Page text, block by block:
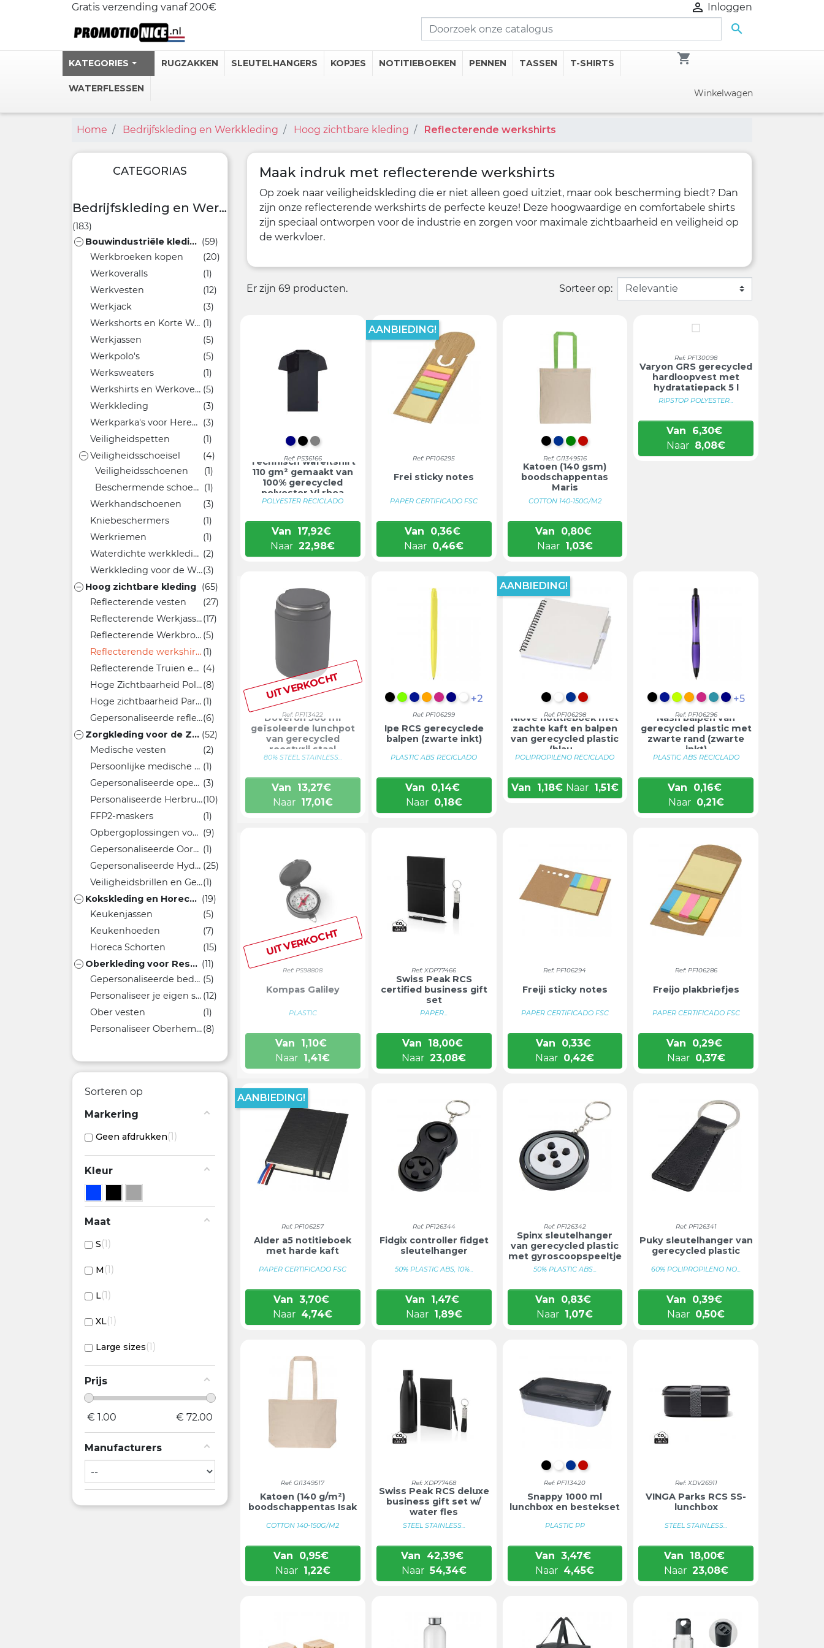
Gratis verzending vanaf 200€  Inloggen

KATEGORIES
Gepersonaliseerde Kopjes
Gepersonaliseerde Thermische Mokken
Personlijke Onderzetters
Heupflessen
Bekijk meer drankcategorieën
RUGZAKKEN SLEUTELHANGERS KOPJES NOTITIEBOEKEN PENNEN TASSEN T-SHIRTS
WATERFLESSEN
shopping_cart
Winkelwagen
Home Bedrijfskleding en Werkkleding Hoog zichtbare kleding Reflecterende werkshirts
CATEGORIAS
Bedrijfskleding en Werkkleding
(183)
 Bouwindustriële kleding (59)
Werkbroeken kopen
(20)
Werkoveralls
(1)
Werkvesten
(12)
Werkjack
(3)
Werkshorts en Korte Werkbroeken (1)
Werkjassen
(5)
Werkpolo's
(5)
Werksweaters
(1)
Werkshirts en Werkoverhemden (5)
Werkkleding
(3)
Werkparka's voor Heren en Dames (3)
Veiligheidspetten
(1)
 Veiligheidsschoeisel
(4)
Veiligheidsschoenen
(1)
Beschermende schoenovertrekken (1)
Werkhandschoenen
(3)
Kniebeschermers
(1)
Werkriemen
(1)
Waterdichte werkkleding (2)
Werkkleding voor de Winter(3)
 Hoog zichtbare kleding (65)
Reflecterende vesten
(27)
Reflecterende Werkjassen(17)
Reflecterende Werkbroeken (5)
Reflecterende werkshirts (1)
Reflecterende Truien en Sweaters (4)
Hoge Zichtbaarheid Polo's(8)
Hoge zichtbaarheid Parka's (1)
Gepersonaliseerde reflecterende petten(6)
 Zorgkleding voor de Zorgsector (52)
Medische vesten
(2)
Persoonlijke medische werkbroeken (1)
Gepersonaliseerde operatiemutsen (3)
Personaliseerde Herbruikbare Mondmaskers(10)
FFP2-maskers
(1)
Opbergoplossingen voor mondmaskers (9)
Gepersonaliseerde Oorbeschermers voor Maskers (1)
Gepersonaliseerde Hydroalcoholische Gels (25)
Veiligheidsbrillen en Gezichtsschermen(1)
 Kokskleding en Horecakleding (19)
Keukenjassen
(5)
Keukenhoeden
(7)
Horeca Schorten
(15)
 Oberkleding voor Restaurants (11)
Gepersonaliseerde bedrijfsbroeken voor de horeca (5)
Personaliseer je eigen schorten voor de horeca (12)
Ober vesten
(1)
Personaliseer Oberhemden Horeca(8)
Sorteren op
Markering
Geen afdrukken 1
Kleur
Maat
S 1
M 1
L 1
XL 1
Large sizes 1
Prijs
€ 1.00 € 72.00
Manufacturers
Maak indruk met reflecterende werkshirts
Op zoek naar veiligheidskleding die er niet alleen goed uitziet, maar ook bescherming biedt? Dan
zijn onze reflecterende werkshirts de perfecte keuze! Deze hoogwaardige en comfortabele shirts
zijn speciaal ontworpen voor de industrie en zorgen voor maximale zichtbaarheid en veiligheid op
de werkvloer.
Er zijn 69 producten. Sorteer op:
DONKERBLAUW
ZWART
GRIJS
Ref: PS36166
Technisch wafeltshirt
110 gm² gemaakt van
100% gerecycled
polyester Vl rhea
POLYESTER RECICLADO
Van 17,92€
Naar 22,98€
Ref: PF106295
Frei sticky notes
PAPER CERTIFICADO FSC
Van 0,36€
Naar 0,46€
AANBIEDING!
ZWART
BLAUW
GROEN
ROOD
Ref: GI1349516
Katoen (140 gsm)
boodschappentas
Maris
COTTON 140-150G/M2
Van 0,80€
Naar 1,03€
Ref: PF130098
Varyon GRS gerecycled
hardloopvest met
hydratatiepack 5 l
RIPSTOP POLYESTER...
Van 6,30€
Naar 8,08€
UITVERKOCHT
Ref: PF113422
Doveron 500 ml
geïsoleerde lunchpot
van gerecycled
roestvrij staal
80% STEEL STAINLESS...
Van 13,27€
Naar 17,01€
INTENS ZWART
LIMOEN GROEN
KONINKLIJK BLAUW
ORANJE
MAGENTA
DONKERBLAUW
WIT
+2
Ref: PF106299
Ipe RCS gerecyclede
balpen (zwarte inkt)
PLASTIC ABS RECICLADO
Van 0,14€
Naar 0,18€
INTENS ZWART
WITBLAUW
ROOD
Ref: PF106298
Niove notitieboek met
zachte kaft en balpen
van gerecycled plastic
(blau...
POLIPROPILENO RECICLADO
Van 1,18€ Naar 1,51€
AANBIEDING!
INTENS ZWART
KONINKLIJK BLAUW
LIMOEN
ORANJE
MAGENTA
AQUA
DONKERBLAUW
+5
Ref: PF106296
Nash balpen van
gerecycled plastic met
zwarte rand (zwarte
inkt)
PLASTIC ABS RECICLADO
Van 0,16€
Naar 0,21€
UITVERKOCHT
Ref: PS98808
Kompas Galiley
PLASTIC
Van 1,10€
Naar 1,41€
Ref: XDP77466
Swiss Peak RCS
certified business gift
set
PAPER...
Van 18,00€
Naar 23,08€
Ref: PF106294
Freiji sticky notes
PAPER CERTIFICADO FSC
Van 0,33€
Naar 0,42€
Ref: PF106286
Freijo plakbriefjes
PAPER CERTIFICADO FSC
Van 0,29€
Naar 0,37€
Ref: PF106257
Alder a5 notitieboek
met harde kaft
PAPER CERTIFICADO FSC
Van 3,70€
Naar 4,74€
AANBIEDING!
Ref: PF126344
Fidgix controller fidget
sleutelhanger
50% PLASTIC ABS, 10%...
Van 1,47€
Naar 1,89€
Ref: PF126342
Spinx sleutelhanger
van gerecycled plastic
met gyroscoopspeeltje
50% PLASTIC ABS...
Van 0,83€
Naar 1,07€
Ref: PF126341
Puky sleutelhanger van
gerecycled plastic
60% POLIPROPILENO NO...
Van 0,39€
Naar 0,50€
Ref: GI1349517
Katoen (140 g/m²)
boodschappentas Isak
COTTON 140-150G/M2
Van 0,95€
Naar 1,22€
Ref: XDP77468
Swiss Peak RCS deluxe
business gift set w/
water fles
STEEL STAINLESS...
Van 42,39€
Naar 54,34€
INTENS ZWART
WITBLAUW
ROOD
Ref: PF113420
Snappy 1000 ml
lunchbox en bestekset
PLASTIC PP
Van 3,47€
Naar 4,45€
Ref: XDV26911
VINGA Parks RCS SS-
lunchbox
STEEL STAINLESS...
Van 18,00€
Naar 23,08€